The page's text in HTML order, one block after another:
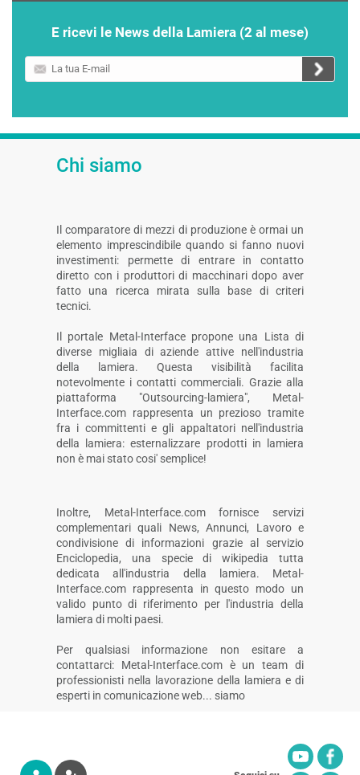
E ricevi le News della Lamiera (2 al mese)
La
tua
Chi siamo
Il comparatore di mezzi di produzione è ormai un
elemento imprescindibile quando si fanno nuovi
investimenti: permette di entrare in contatto
diretto con i produttori di macchinari dopo aver
fatto una ricerca mirata sulla base di criteri
tecnici.
Il portale Metal-Interface propone una Lista di
diverse migliaia di aziende attive nell'industria
della lamiera. Questa visibilità facilita
notevolmente i contatti commerciali. Grazie alla
piattaforma "Outsourcing-lamiera", Metal-
Interface.com rappresenta un prezioso tramite
fra i committenti e gli appaltatori nell'industria
della lamiera: esternalizzare prodotti in lamiera
non è mai stato cosi' semplice!
Inoltre, Metal-Interface.com fornisce servizi
complementari quali News, Annunci, Lavoro e
condivisione di informazioni grazie al servizio
Enciclopedia, una specie di wikipedia tutta
dedicata all'industria della lamiera. Metal-
Interface.com rappresenta in questo modo un
valido punto di riferimento per l'industria della
lamiera di molti paesi.
Per qualsiasi informazione non esitare a
contattarci: Metal-Interface.com è un team di
professionisti nella lavorazione della lamiera e di
esperti in comunicazione web... siamo